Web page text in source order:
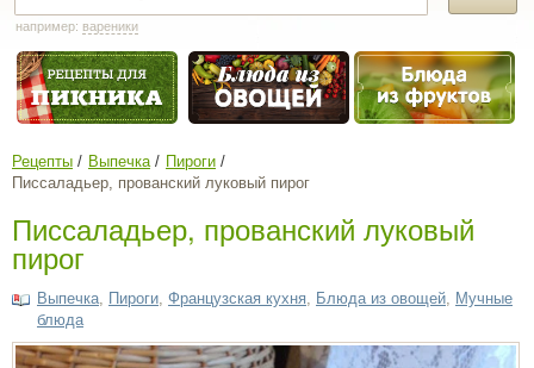
например: вареники
Рецепты Выпечка
Пироги
Писсаладьер, прованский луковый пирог
Писсаладьер, прованский луковый
пирог
Выпечка Пироги Французская кухня Блюда из овощей Мучные
блюда